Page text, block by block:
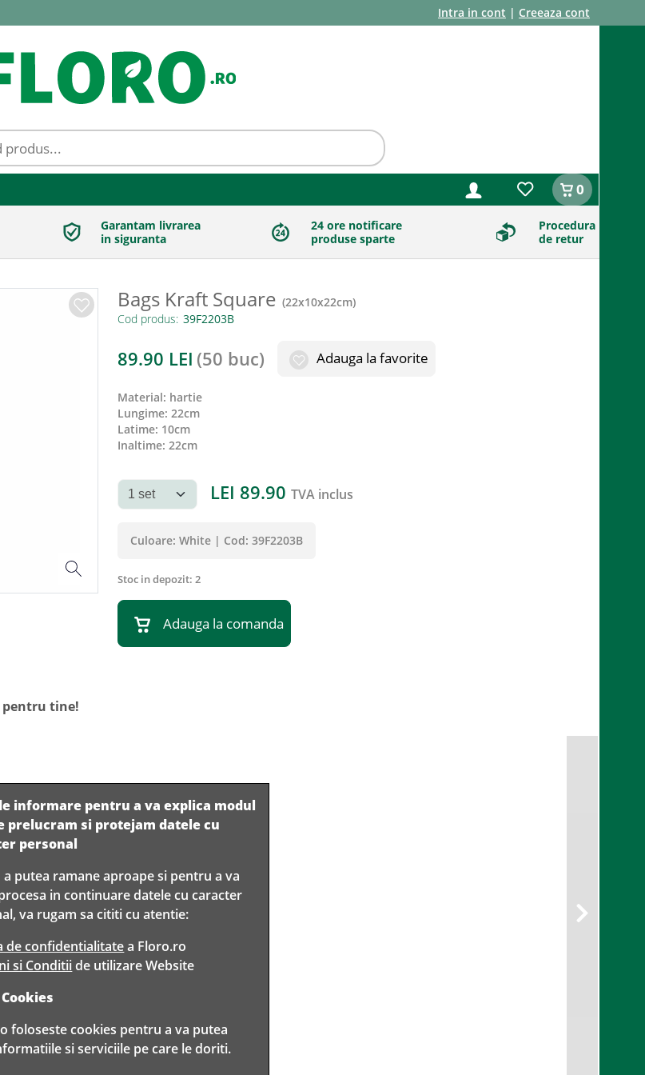
Intra in cont | Creeaza cont
0
Garantam livrarea
in siguranta
24 ore notificare
produse sparte
Procedura
de retur
Bags Kraft Square (22x10x22cm)
Cod produs:
89.90 LEI (50 buc) Adauga la favorite
material: hartie
lungime: 22cm
latime: 10cm
inaltime: 22cm
LEI 89.90 TVA inclus
Culoare: White | Cod: 39F2203B
Stoc in depozit: 2
Adauga la comanda
tine!
informare pentru a va explica modul
prelucram si protejam datele cu
personal
a putea ramane aproape si pentru a va
in continuare datele cu caracter
va rugam sa cititi cu atentie:
de confidentialitatea Floro.ro
si Conditiide utilizare Website
foloseste cookies pentru a va putea
si serviciile pe care le doriti.